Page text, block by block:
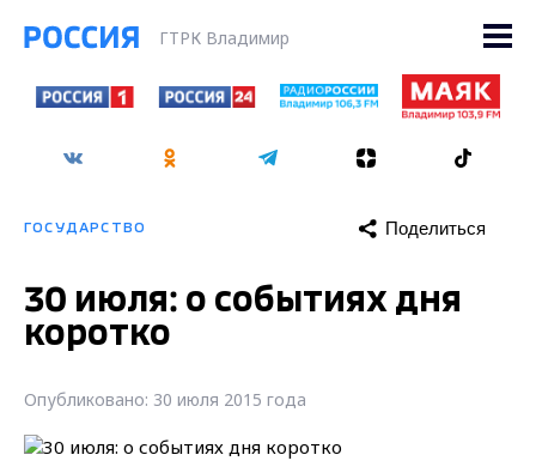
ГТРК Владимир
ГОСУДАРСТВО Поделиться
30 июля: о событиях дня
коротко
Опубликовано: 30 июля 2015 года